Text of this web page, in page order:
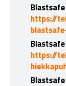
https://
https://